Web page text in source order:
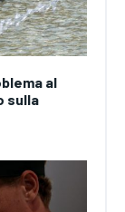
al
sulla